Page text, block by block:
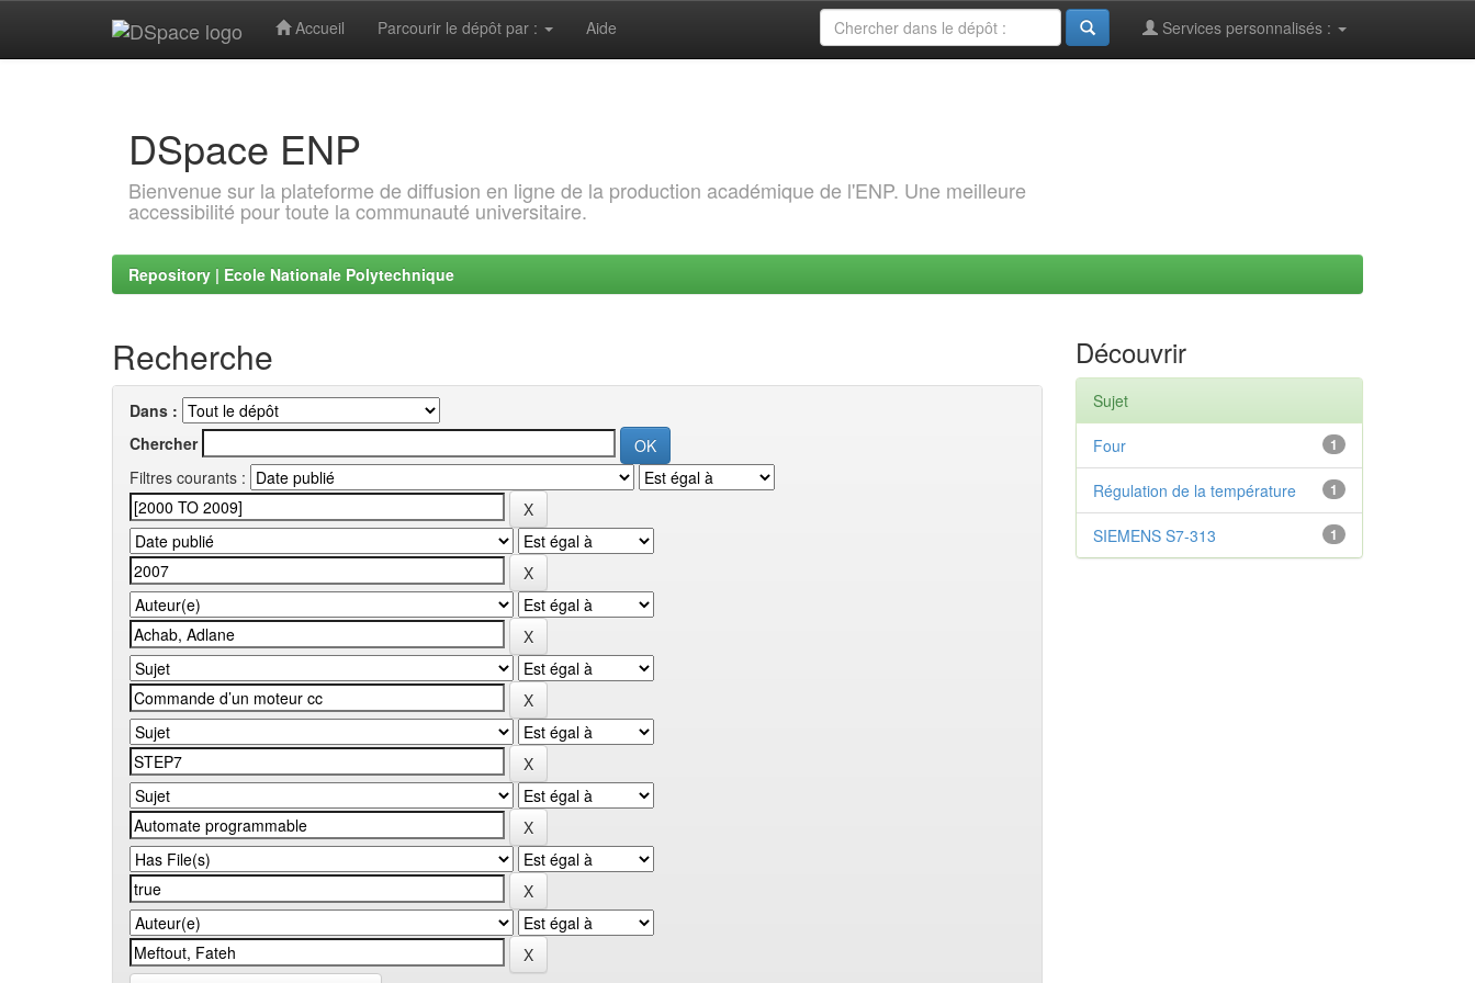
Accueil Parcourir le dépôt par : Aide Services personnalisés :
DSpace ENP
Bienvenue sur la plateforme de diffusion en ligne de la production académique de l'ENP. Une meilleure
accessibilité pour toute la communauté universitaire.
Repository | Ecole Nationale Polytechnique
Recherche
Dans :
Chercher
Filtres courants :
Découvrir
Sujet
1
Four
1
Régulation de la température
1
SIEMENS S7-313